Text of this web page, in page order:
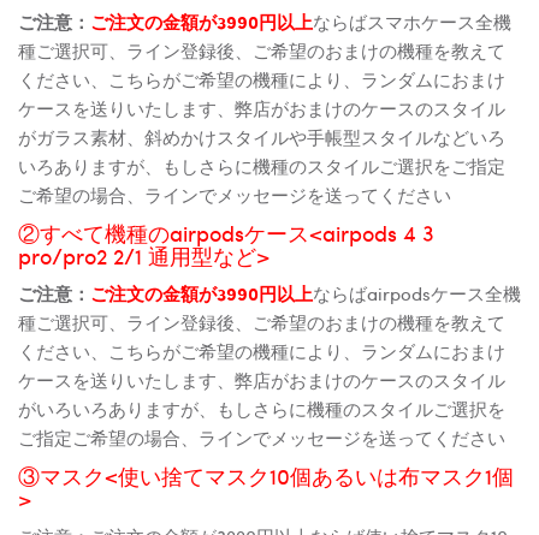
ご注意： ご注文の金額が3990円以上ならばスマホケース全機
種ご選択可、ライン登録後、ご希望のおまけの機種を教えて
ください、こちらがご希望の機種により、ランダムにおまけ
ケースを送りいたします、弊店がおまけのケースのスタイル
がガラス素材、斜めかけスタイルや手帳型スタイルなどいろ
いろありますが、もしさらに機種のスタイルご選択をご指定
ご希望の場合、ラインでメッセージを送ってください
②すべて機種のairpodsケース<airpods 4 3
pro/pro2 2/1 通用型など>
ご注意： ご注文の金額が3990円以上ならばairpodsケース全機
種ご選択可、ライン登録後、ご希望のおまけの機種を教えて
ください、こちらがご希望の機種により、ランダムにおまけ
ケースを送りいたします、弊店がおまけのケースのスタイル
がいろいろありますが、もしさらに機種のスタイルご選択を
ご指定ご希望の場合、ラインでメッセージを送ってください
③マスク<使い捨てマスク10個あるいは布マスク1個
>